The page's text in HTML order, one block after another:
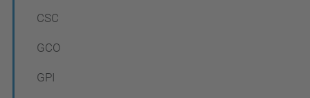
CSC
GCO
GPI